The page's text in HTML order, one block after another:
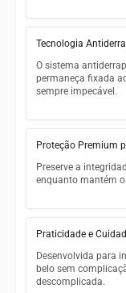
Trama de
macio
Aparência
Tecnologia
O sistema
permaneça fixada
sempre impecável.
Mantém o
couro e tecido
Resultado
Proteção Premium
Preserve a
enquanto mantém
Barreira
Escuda o
Prolonga
Praticidade e
Desenvolvida para
belo sem
descomplicada.